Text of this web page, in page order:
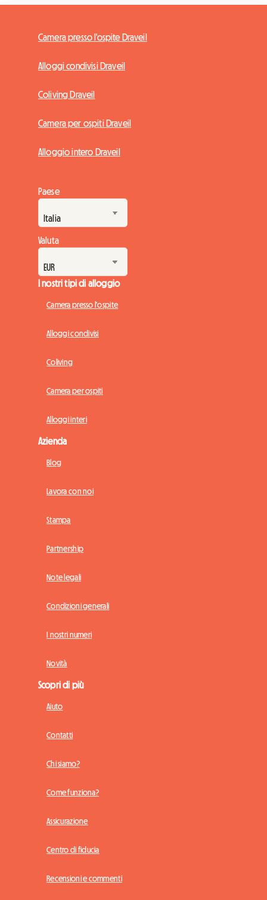
Camera presso l'ospite Draveil
Alloggi condivisi Draveil
Coliving Draveil
Camera per ospiti Draveil
Alloggio intero Draveil
Paese
Valuta
I nostri tipi di alloggio
Camera presso l'ospite
Alloggi condivisi
Coliving
Camera per ospiti
Alloggi interi
Azienda
Blog
Lavora con noi
Stampa
Partnership
Note legali
Condizioni generali
I nostri numeri
Novità
Scopri di più
Aiuto
Contatti
Chi siamo?
Come funziona?
Assicurazione
Centro di fiducia
Recensioni e commenti